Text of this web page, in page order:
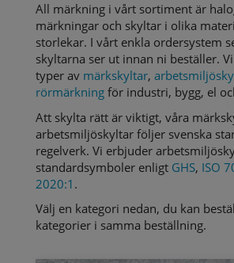
All märkning i vårt sortiment är
märkningar och skyltar i olika
storlekar. I vårt enkla ordersystem
skyltarna ser ut innan ni beställer.
typer av märkskyltar,
rörmärkningför industri, bygg, el
Att skylta rätt är viktigt, våra
arbetsmiljöskyltar följer svenska
regelverk. Vi erbjuder
standardsymboler enligt GHS, ISO
2020:1 .
Välj en kategori nedan, du kan
kategorier i samma beställning.